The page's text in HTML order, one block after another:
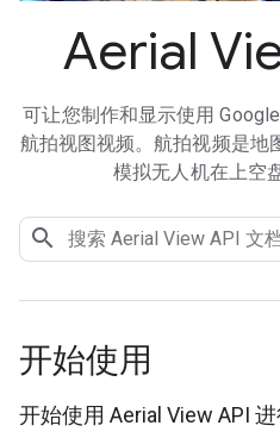
Aerial
可让您制作和显示使用
航拍视图视频。航拍视频是地
模拟无人机在上空
开始使用
开始使用 Aerial View API 进